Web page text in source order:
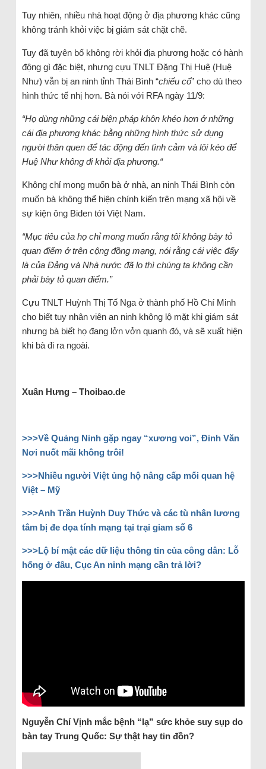
Tuy nhiên, nhiều nhà hoạt động ở địa phương khác cũng
không tránh khỏi việc bị giám sát chặt chẽ.
Tuy đã tuyên bố không rời khỏi địa phương hoặc có hành
động gì đặc biệt, nhưng cựu TNLT Đặng Thị Huệ (Huệ
Như) vẫn bị an ninh tỉnh Thái Bình “chiếu cố” cho dù theo
hình thức tế nhị hơn. Bà nói với RFA ngày 11/9:
“Họ dùng những cái biện pháp khôn khéo hơn ở những
cái địa phương khác bằng những hình thức sử dụng
người thân quen để tác động đến tình cảm và lôi kéo để
Huệ Như không đi khỏi địa phương.“
Không chỉ mong muốn bà ở nhà, an ninh Thái Bình còn
muốn bà không thể hiện chính kiến trên mạng xã hội về
sự kiện ông Biden tới Việt Nam.
“Mục tiêu của họ chỉ mong muốn rằng tôi không bày tỏ
quan điểm ở trên cộng đồng mạng, nói rằng cái việc đấy
là của Đảng và Nhà nước đã lo thì chúng ta không cần
phải bày tỏ quan điểm.”
Cựu TNLT Huỳnh Thị Tố Nga ở thành phố Hồ Chí Minh
cho biết tuy nhân viên an ninh không lộ mặt khi giám sát
nhưng bà biết họ đang lởn vởn quanh đó, và sẽ xuất hiện
khi bà đi ra ngoài.
Xuân Hưng – Thoibao.de
>>>Về Quảng Ninh gặp ngay “xương voi”, Đinh Văn
Nơi nuốt mãi không trôi!
>>>Nhiều người Việt ủng hộ nâng cấp mối quan hệ
Việt – Mỹ
>>>Anh Trần Huỳnh Duy Thức và các tù nhân lương
tâm bị đe dọa tính mạng tại trại giam số 6
>>>Lộ bí mật các dữ liệu thông tin của công dân: Lỗ
hổng ở đâu, Cục An ninh mạng cần trả lời?
Nguyễn Chí Vịnh mắc bệnh “lạ” sức khỏe suy sụp do
bàn tay Trung Quốc: Sự thật hay tin đồn?